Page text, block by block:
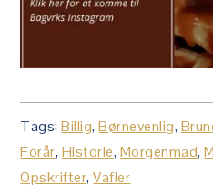
Tags:Billig,Børnevenlig,
Forår, Historie, Morgenmad,
Opskrifter,Vafler